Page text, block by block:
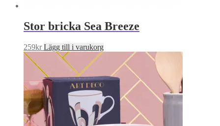
Stor bricka Sea Breeze
259kr Lägg till i varukorg